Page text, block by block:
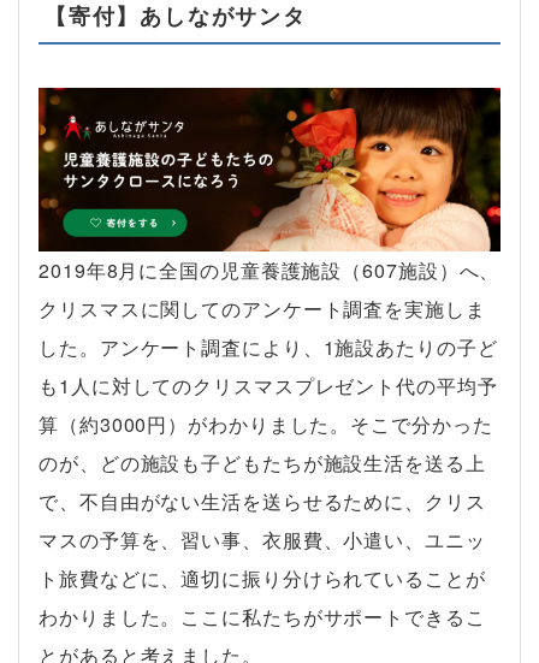
【寄付】あしながサンタ
2019年8月に全国の児童養護施設（607施設）へ、
クリスマスに関してのアンケート調査を実施しま
した。アンケート調査により、1施設あたりの子ど
も1人に対してのクリスマスプレゼント代の平均予
算（約3000円）がわかりました。そこで分かった
のが、どの施設も子どもたちが施設生活を送る上
で、不自由がない生活を送らせるために、クリス
マスの予算を、習い事、衣服費、小遣い、ユニッ
ト旅費などに、適切に振り分けられていることが
わかりました。ここに私たちがサポートできるこ
とがあると考えました。